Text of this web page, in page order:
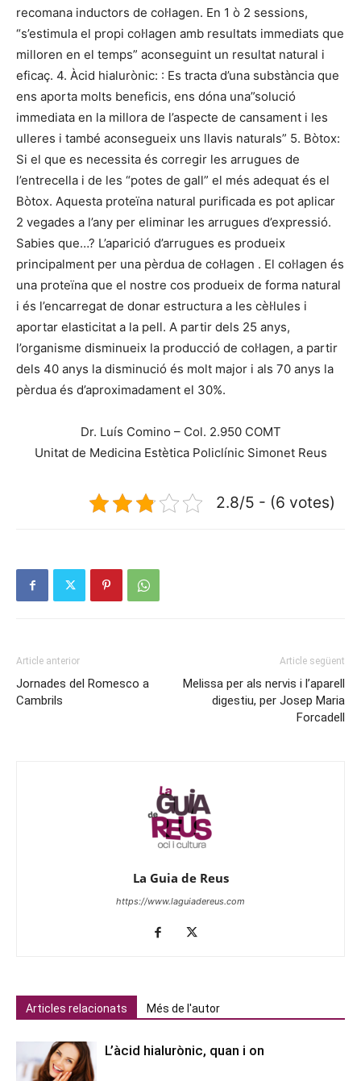
recomana inductors de col·lagen. En 1 ò 2 sessions,
“s’estimula el propi col·lagen amb resultats immediats que
milloren en el temps” aconseguint un resultat natural i
eficaç. 4. Àcid hialurònic: : Es tracta d’una substància que
ens aporta molts beneficis, ens dóna una”solució
immediata en la millora de l’aspecte de cansament i les
ulleres i també aconsegueix uns llavis naturals” 5. Bòtox:
Si el que es necessita és corregir les arrugues de
l’entrecella i de les “potes de gall” el més adequat és el
Bòtox. Aquesta proteïna natural purificada es pot aplicar
2 vegades a l’any per eliminar les arrugues d’expressió.
Sabies que…? L’aparició d’arrugues es produeix
principalment per una pèrdua de col·lagen . El col·lagen és
una proteïna que el nostre cos produeix de forma natural
i és l’encarregat de donar estructura a les cèl·lules i
aportar elasticitat a la pell. A partir dels 25 anys,
l’organisme disminueix la producció de col·lagen, a partir
dels 40 anys la disminució és molt major i als 70 anys la
pèrdua és d’aproximadament el 30%.
Dr. Luís Comino – Col. 2.950 COMT
Unitat de Medicina Estètica Policlínic Simonet Reus
2.8/5 - (6 votes)
Article anterior
Jornades del Romesco a
Cambrils
Article següent
Melissa per als nervis i l’aparell
digestiu, per Josep Maria
Forcadell
La Guia de Reus
https://www.laguiadereus.com
Articles relacionats Més de l'autor
L’àcid hialurònic, quan i on